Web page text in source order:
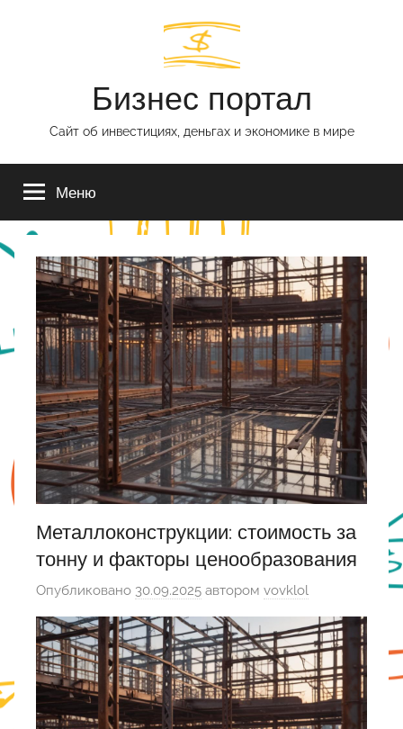
Бизнес портал
Сайт об инвестициях, деньгах и экономике в мире
Меню
Металлоконструкции: стоимость за
тонну и факторы ценообразования
Опубликовано 30.09.2025 автором vovklol